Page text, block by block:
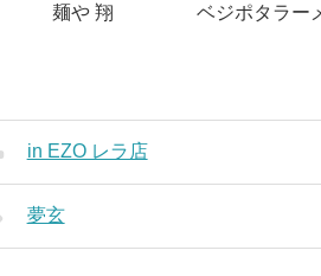
麺や 翔 ベジポタラー
in EZO レラ店
夢玄